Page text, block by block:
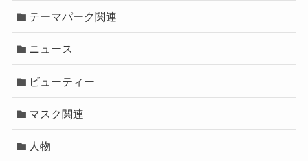
テーマパーク関連
ニュース
ビューティー
マスク関連
人物